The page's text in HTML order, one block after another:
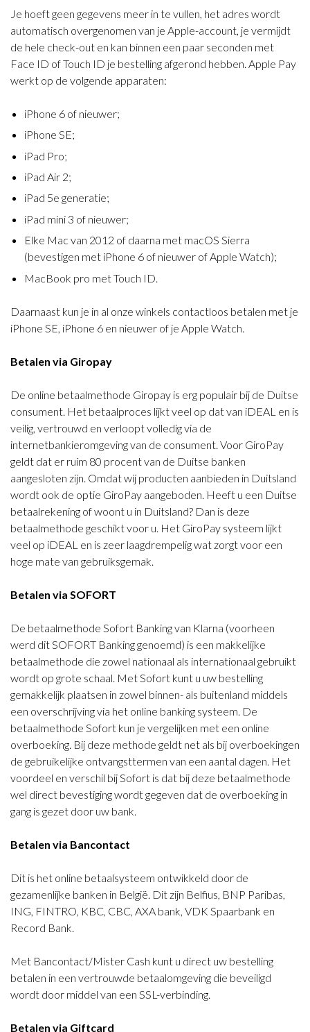
Je hoeft geen gegevens meer in te vullen, het adres wordt
automatisch overgenomen van je Apple-account, je vermijdt
de hele check-out en kan binnen een paar seconden met
Face ID of Touch ID je bestelling afgerond hebben. Apple Pay
werkt op de volgende apparaten:
iPhone 6 of nieuwer;
iPhone SE;
iPad Pro;
iPad Air 2;
iPad 5e generatie;
iPad mini 3 of nieuwer;
Elke Mac van 2012 of daarna met macOS Sierra
(bevestigen met iPhone 6 of nieuwer of Apple Watch);
MacBook pro met Touch ID.
Daarnaast kun je in al onze winkels contactloos betalen met je
iPhone SE, iPhone 6 en nieuwer of je Apple Watch.
Betalen via Giropay
De online betaalmethode Giropay is erg populair bij de Duitse
consument. Het betaalproces lijkt veel op dat van iDEAL en is
veilig, vertrouwd en verloopt volledig via de
internetbankieromgeving van de consument. Voor GiroPay
geldt dat er ruim 80 procent van de Duitse banken
aangesloten zijn. Omdat wij producten aanbieden in Duitsland
wordt ook de optie GiroPay aangeboden. Heeft u een Duitse
betaalrekening of woont u in Duitsland? Dan is deze
betaalmethode geschikt voor u. Het GiroPay systeem lijkt
veel op iDEAL en is zeer laagdrempelig wat zorgt voor een
hoge mate van gebruiksgemak.
Betalen via SOFORT
De betaalmethode Sofort Banking van Klarna (voorheen
werd dit SOFORT Banking genoemd) is een makkelijke
betaalmethode die zowel nationaal als internationaal gebruikt
wordt op grote schaal. Met Sofort kunt u uw bestelling
gemakkelijk plaatsen in zowel binnen- als buitenland middels
een overschrijving via het online banking systeem. De
betaalmethode Sofort kun je vergelijken met een online
overboeking. Bij deze methode geldt net als bij overboekingen
de gebruikelijke ontvangsttermen van een aantal dagen. Het
voordeel en verschil bij Sofort is dat bij deze betaalmethode
wel direct bevestiging wordt gegeven dat de overboeking in
gang is gezet door uw bank.
Betalen via Bancontact
Dit is het online betaalsysteem ontwikkeld door de
gezamenlijke banken in België. Dit zijn Belfius, BNP Paribas,
ING, FINTRO, KBC, CBC, AXA bank, VDK Spaarbank en
Record Bank.
Met Bancontact/Mister Cash kunt u direct uw bestelling
betalen in een vertrouwde betaalomgeving die beveiligd
wordt door middel van een SSL-verbinding.
Betalen via Giftcard